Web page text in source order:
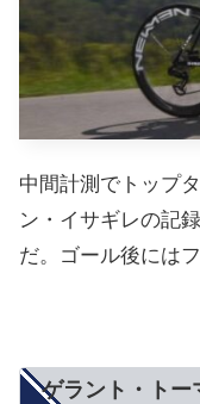
中間計測でトップ
ン・イサギレの記
だ。ゴール後には
ゲラント・ト